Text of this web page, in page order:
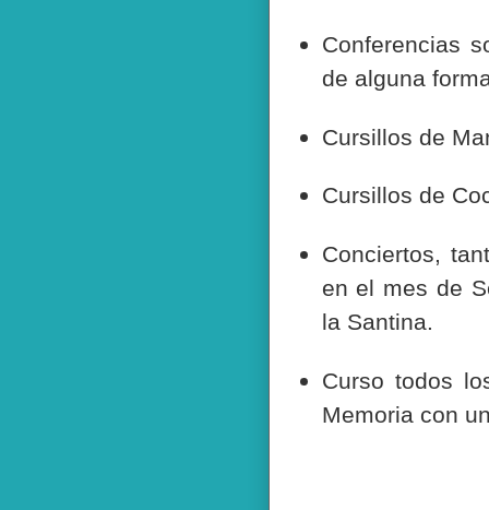
Conferencias
de alguna
Cursillos de
Cursillos de
Conciertos,
en el mes de
la Santina.
Curso todos
Memoria con